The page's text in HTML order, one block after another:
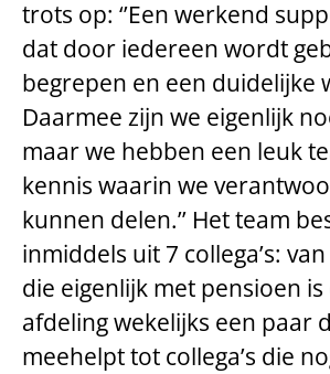
trots op: ‘’Een werkend
dat door iedereen wordt
begrepen en een duidelijke
Daarmee zijn we eigenlijk
maar we hebben een leuk
kennis waarin we
kunnen delen.’’ Het team
inmiddels uit 7 collega’s:
die eigenlijk met pensioen is
afdeling wekelijks een paar
meehelpt tot collega’s die